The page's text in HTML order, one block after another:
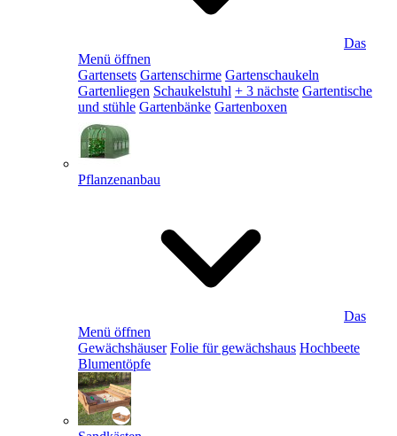
Das
Menü öffnen
Gartensets Gartenschirme Gartenschaukeln
Gartenliegen Schaukelstuhl + 3 nächste Gartentische
und stühle Gartenbänke Gartenboxen
Pflanzenanbau
Das
Menü öffnen
Gewächshäuser Folie für gewächshaus Hochbeete
Blumentöpfe